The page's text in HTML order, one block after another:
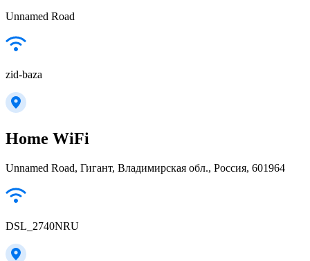
Unnamed Road
zid-baza
Home WiFi
Unnamed Road, Гигант, Владимирская обл., Россия, 601964
DSL_2740NRU